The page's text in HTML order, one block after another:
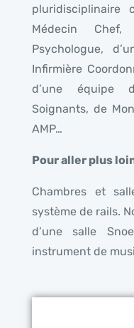
pluridisciplinaire
Médecin Chef,
Psychologue,
Infirmière
d’une équipe
Soignants, de
AMP…
Pour aller plus
Chambres et
système de rails.
d’une salle
instrument de